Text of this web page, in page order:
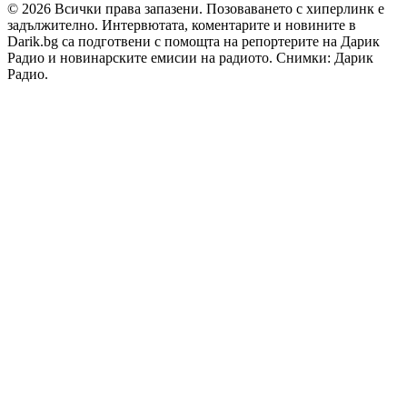
© 2026 Всички права запазени. Позоваването с хиперлинк е
задължително. Интервютата, коментарите и новините в
Darik.bg са подготвени с помощта на репортерите на Дарик
Радио и новинарските емисии на радиото. Снимки: Дарик
Радио.